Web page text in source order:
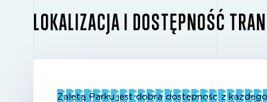
LOKALIZACJA I DOSTĘPNOŚĆ
Zaletą Parku jest dobra dostępność z